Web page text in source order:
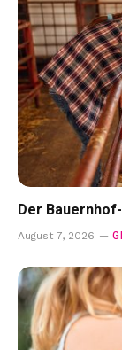
Der
August 7, 2026